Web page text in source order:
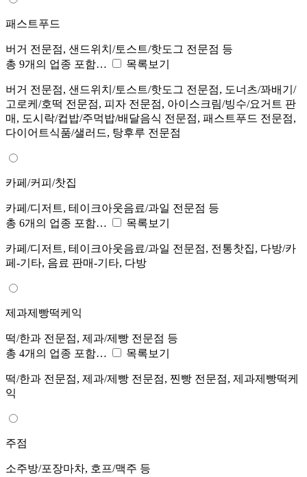
패스트푸드
버거 전문점, 샌드위치/토스트/핫도그 전문점 등
총 9개의 업종 포함…
목록보기
버거 전문점, 샌드위치/토스트/핫도그 전문점, 도너츠/꽈배기/
고로케/호떡 전문점, 피자 전문점, 아이스크림/빙수/요거트 판
매, 도시락/컵밥/주먹밥/배달음식 전문점, 패스트푸드 전문점,
다이어트식품/샐러드, 탕후루 전문점
카페/커피/찻집
카페/디저트, 테이크아웃음료/과일 전문점 등
총 6개의 업종 포함…
목록보기
카페/디저트, 테이크아웃음료/과일 전문점, 전통찻집, 다방/카
페-기타, 음료 판매-기타, 다방
제과제빵떡케익
떡/한과 전문점, 제과/제빵 전문점 등
총 4개의 업종 포함…
목록보기
떡/한과 전문점, 제과/제빵 전문점, 찐빵 전문점, 제과제빵떡케
익
주점
소주방/포장마차, 호프/맥주 등